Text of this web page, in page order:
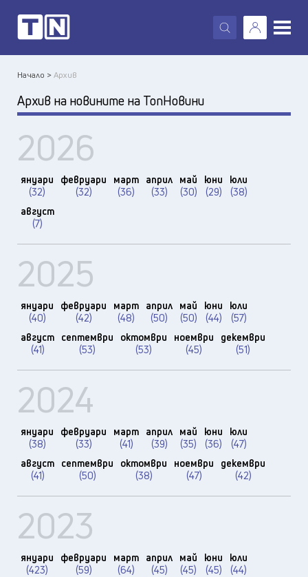
X
Начало >Архив
Архив на новините на ТопНовини
2026
януари
(32)
февруари
(32)
март
(36)
април
(33)
май
(30)
юни
(29)
юли
(38)
август
(7)
2025
януари
(40)
февруари
(42)
март
(48)
април
(50)
май
(50)
юни
(44)
юли
(57)
август
(41)
септември
(53)
октомври
(53)
ноември
(45)
декември
(51)
2024
януари
(38)
февруари
(33)
март
(41)
април
(39)
май
(35)
юни
(36)
юли
(47)
август
(41)
септември
(50)
октомври
(38)
ноември
(47)
декември
(42)
2023
януари
(423)
февруари
(59)
март
(64)
април
(45)
май
(45)
юни
(45)
юли
(44)